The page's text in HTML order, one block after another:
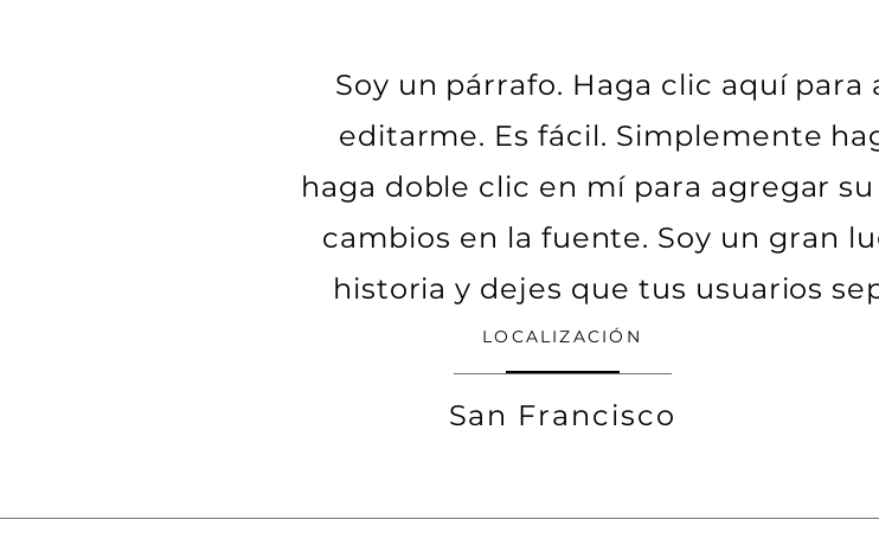
Soy un párrafo. Haga clic aquí
editarme. Es fácil. Simplemente
haga doble clic en mí para agregar
cambios en la fuente. Soy un gran
historia y dejes que tus usuarios
LOCALIZACIÓN
San Francisco